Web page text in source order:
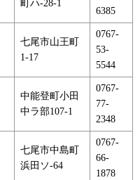
町ハ-28-1
6385
七尾市山王町
1-17
0767-
53-
5544
中能登町小田
中ラ部107-1
0767-
77-
2348
七尾市中島町
浜田ソ-64
0767-
66-
1878